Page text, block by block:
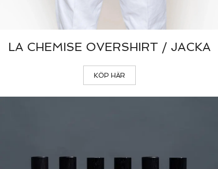
LA CHEMISE OVERSHIRT / JACKA
KÖP HÄR